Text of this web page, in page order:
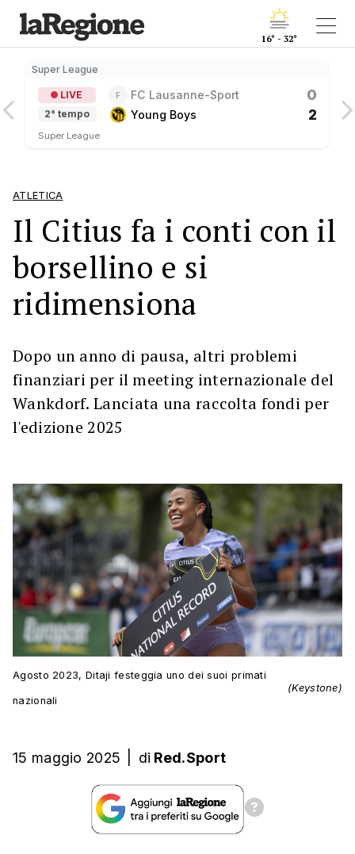
16° - 32°
Super League
LIVE
2° tempo
F FC Lausanne-Sport 0
Young Boys 2
Super League
ATLETICA
Il Citius fa i conti con il
borsellino e si
ridimensiona
Dopo un anno di pausa, altri problemi
finanziari per il meeting internazionale del
Wankdorf. Lanciata una raccolta fondi per
l'edizione 2025
Agosto 2023, Ditaji festeggia uno dei suoi primati
nazionali
(Keystone)
15 maggio 2025 di Red.Sport